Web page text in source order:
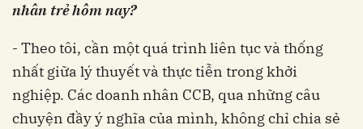
nhân trẻ hôm nay?
- Theo tôi, cần một quá trình liên tục và thống
nhất giữa lý thuyết và thực tiễn trong khởi
nghiệp. Các doanh nhân CCB, qua những câu
chuyện đầy ý nghĩa của mình, không chỉ chia sẻ